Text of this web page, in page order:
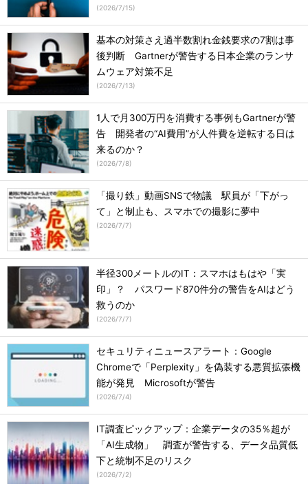
(2026/7/15)
基本の対策さえ過半数割れ金銭要求の7割は事
後判断 Gartnerが警告する日本企業のランサ
ムウェア対策不足
(2026/7/13)
1人で月300万円を消費する事例もGartnerが警
告 開発者の“AI費用”が人件費を逆転する日は
来るのか？
(2026/7/8)
「撮り鉄」動画SNSで物議 駅員が「下がっ
て」と制止も、スマホでの撮影に夢中
(2026/7/7)
半径300メートルのIT：スマホはもはや「実
印」？ パスワード870件分の警告をAIはどう
救うのか
(2026/7/7)
セキュリティニュースアラート：Google
Chromeで「Perplexity」を偽装する悪質拡張機
能が発見 Microsoftが警告
(2026/7/4)
IT調査ピックアップ：企業データの35％超が
「AI生成物」 調査が警告する、データ品質低
下と統制不足のリスク
(2026/7/2)